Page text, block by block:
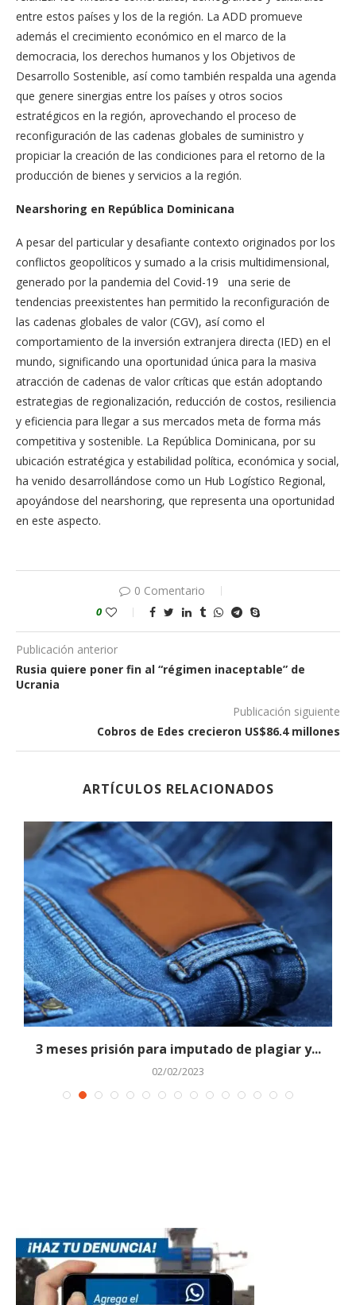
entre estos países y los de la región. La ADD promueve
además el crecimiento económico en el marco de la
democracia, los derechos humanos y los Objetivos de
Desarrollo Sostenible, así como también respalda una agenda
que genere sinergias entre los países y otros socios
estratégicos en la región, aprovechando el proceso de
reconfiguración de las cadenas globales de suministro y
propiciar la creación de las condiciones para el retorno de la
producción de bienes y servicios a la región.
Nearshoring en República Dominicana
A pesar del particular y desafiante contexto originados por los
conflictos geopolíticos y sumado a la crisis multidimensional,
generado por la pandemia del Covid-19 una serie de
tendencias preexistentes han permitido la reconfiguración de
las cadenas globales de valor (CGV), así como el
comportamiento de la inversión extranjera directa (IED) en el
mundo, significando una oportunidad única para la masiva
atracción de cadenas de valor críticas que están adoptando
estrategias de regionalización, reducción de costos, resiliencia
y eficiencia para llegar a sus mercados meta de forma más
competitiva y sostenible. La República Dominicana, por su
ubicación estratégica y estabilidad política, económica y social,
ha venido desarrollándose como un Hub Logístico Regional,
apoyándose del nearshoring, que representa una oportunidad
en este aspecto.
0 Comentario
0
Publicación anterior
Rusia quiere poner fin al “régimen inaceptable” de
Ucrania
Publicación siguiente
Cobros de Edes crecieron US$86.4 millones
ARTÍCULOS RELACIONADOS
3 meses prisión para imputado de plagiar y...
02/02/2023